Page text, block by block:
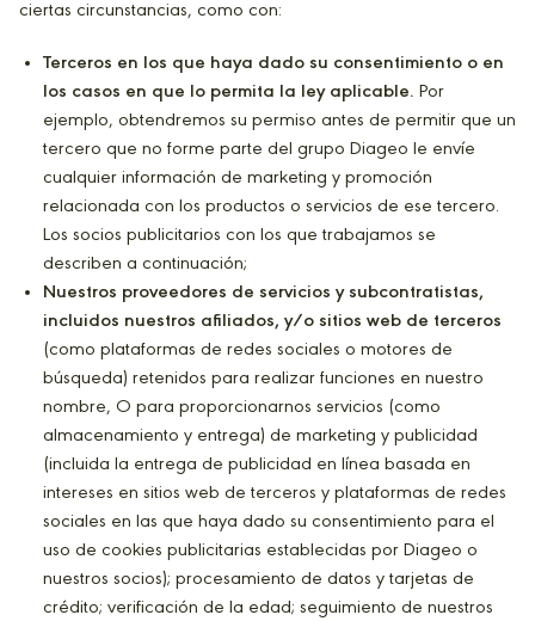
ciertas circunstancias, como con:
Terceros en los que haya dado su consentimiento o en
los casos en que lo permita la ley aplicable. Por
ejemplo, obtendremos su permiso antes de permitir que un
tercero que no forme parte del grupo Diageo le envíe
cualquier información de marketing y promoción
relacionada con los productos o servicios de ese tercero.
Los socios publicitarios con los que trabajamos se
describen a continuación;
Nuestros proveedores de servicios y subcontratistas,
incluidos nuestros afiliados, y/o sitios web de terceros
(como plataformas de redes sociales o motores de
búsqueda) retenidos para realizar funciones en nuestro
nombre, O para proporcionarnos servicios (como
almacenamiento y entrega) de marketing y publicidad
(incluida la entrega de publicidad en línea basada en
intereses en sitios web de terceros y plataformas de redes
sociales en las que haya dado su consentimiento para el
uso de cookies publicitarias establecidas por Diageo o
nuestros socios); procesamiento de datos y tarjetas de
crédito; verificación de la edad; seguimiento de nuestros